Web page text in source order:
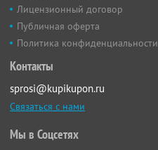
Лицензионный договор
Публичная оферта
Политика конфиденциальности
Контакты
sprosi@kupikupon.ru
Связаться с нами
Мы в Соцсетях